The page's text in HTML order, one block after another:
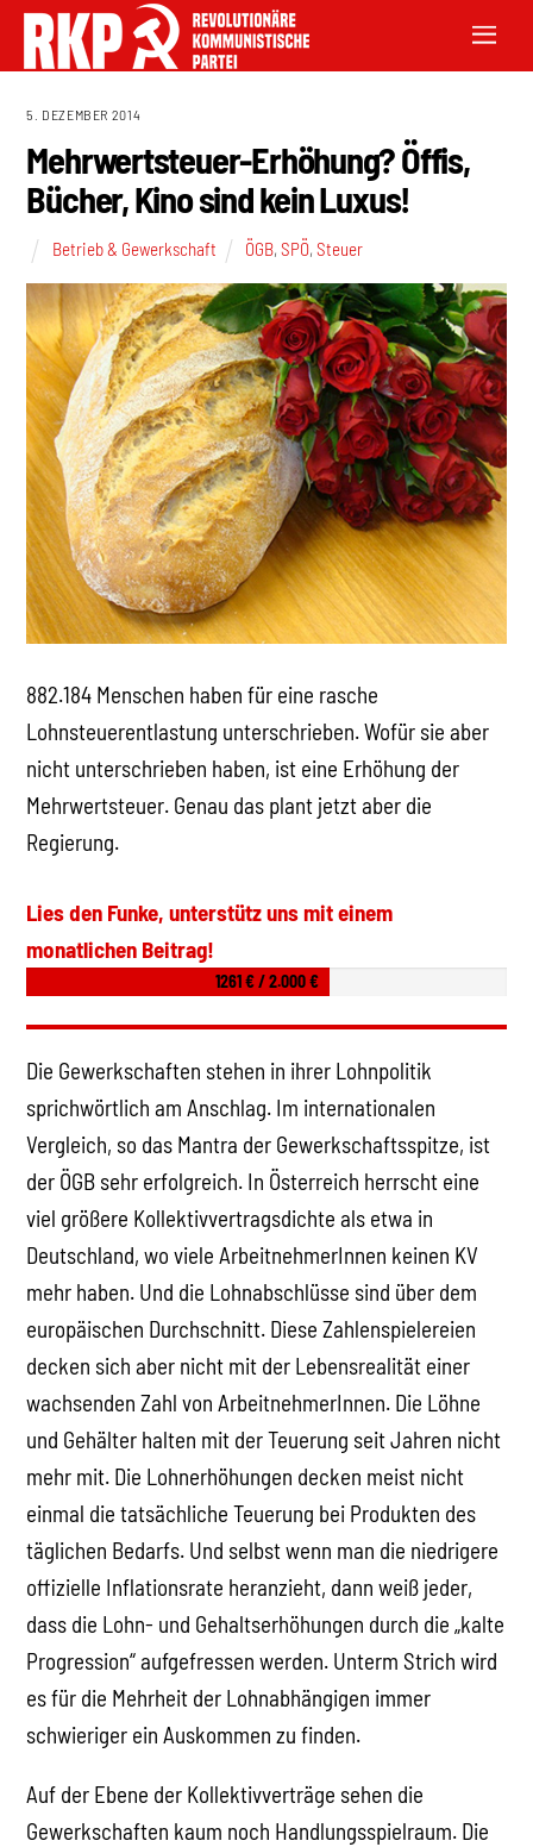
5. DEZEMBER 2014
Mehrwertsteuer-Erhöhung? Öffis,
Bücher, Kino sind kein Luxus!
Betrieb & Gewerkschaft ÖGB,SPÖ,Steuer
882.184 Menschen haben für eine rasche
Lohnsteuerentlastung unterschrieben. Wofür sie aber
nicht unterschrieben haben, ist eine Erhöhung der
Mehrwertsteuer. Genau das plant jetzt aber die
Regierung.
Lies den Funke, unterstütz uns mit einem
monatlichen Beitrag!
1261 € / 2.000 €
Die Gewerkschaften stehen in ihrer Lohnpolitik
sprichwörtlich am Anschlag. Im internationalen
Vergleich, so das Mantra der Gewerkschaftsspitze, ist
der ÖGB sehr erfolgreich. In Österreich herrscht eine
viel größere Kollektivvertragsdichte als etwa in
Deutschland, wo viele ArbeitnehmerInnen keinen KV
mehr haben. Und die Lohnabschlüsse sind über dem
europäischen Durchschnitt. Diese Zahlenspielereien
decken sich aber nicht mit der Lebensrealität einer
wachsenden Zahl von ArbeitnehmerInnen. Die Löhne
und Gehälter halten mit der Teuerung seit Jahren nicht
mehr mit. Die Lohnerhöhungen decken meist nicht
einmal die tatsächliche Teuerung bei Produkten des
täglichen Bedarfs. Und selbst wenn man die niedrigere
offizielle Inflationsrate heranzieht, dann weiß jeder,
dass die Lohn- und Gehaltserhöhungen durch die „kalte
Progression“ aufgefressen werden. Unterm Strich wird
es für die Mehrheit der Lohnabhängigen immer
schwieriger ein Auskommen zu finden.
Auf der Ebene der Kollektivverträge sehen die
Gewerkschaften kaum noch Handlungsspielraum. Die